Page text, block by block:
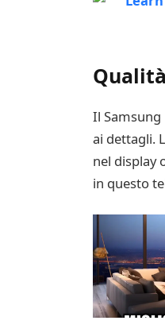
Il Samsung
ai dettagli.
nel display
in questo